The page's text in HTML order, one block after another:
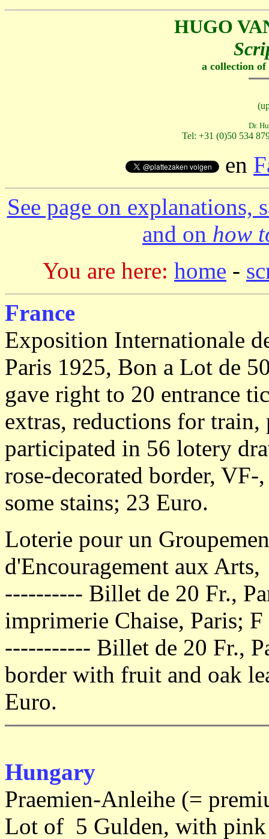
HUGO
a collection of
Dr.
Tel: +31 (0)50 534
en
See page on explanations,
and on how
You are here: home -
France
Exposition Internationale
Paris 1925, Bon a Lot de
gave right to 20 entrance
extras, reductions for train,
participated in 56 lotery
rose-decorated border,
some stains; 23 Euro.
Loterie pour un
d'Encouragement aux Arts,
---------- Billet de 20 Fr.,
imprimerie Chaise, Paris;
----------- Billet de 20 Fr.,
border with fruit and oak
Euro.
Hungary
Praemien-Anleihe (=
Lot of 5 Gulden, with pink